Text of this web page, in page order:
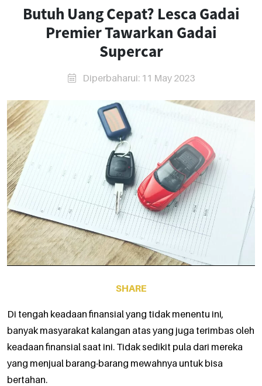
Butuh Uang Cepat? Lesca Gadai
Premier Tawarkan Gadai
Supercar
Diperbaharui: 11 May 2023
SHARE
Di tengah keadaan finansial yang tidak menentu ini,
banyak masyarakat kalangan atas yang juga terimbas oleh
keadaan finansial saat ini. Tidak sedikit pula dari mereka
yang menjual barang-barang mewahnya untuk bisa
bertahan.